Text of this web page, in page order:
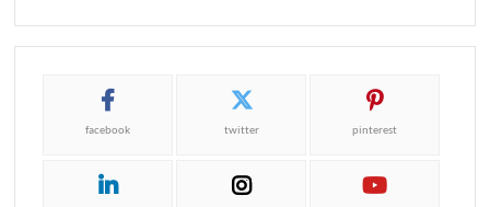
facebook twitter pinterest